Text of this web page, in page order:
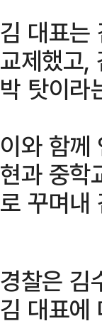
김 대표는
교제했고,
박 탓이라
이와 함께
현과 중학
로 꾸며내
경찰은 김
김 대표에